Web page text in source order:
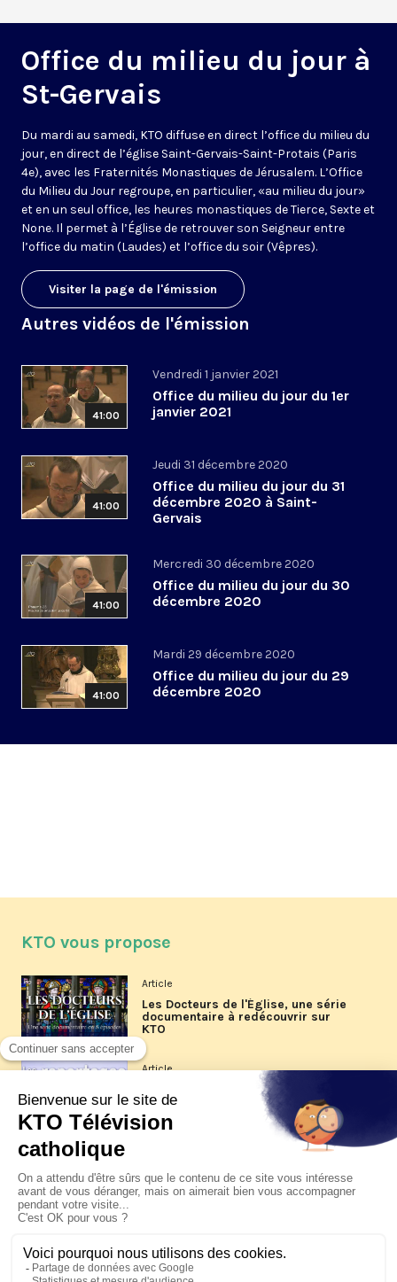
Office du milieu du jour à
St-Gervais
Du mardi au samedi, KTO diffuse en direct l’office du milieu du
jour, en direct de l’église Saint-Gervais-Saint-Protais (Paris
4e), avec les Fraternités Monastiques de Jérusalem. L’Office
du Milieu du Jour regroupe, en particulier, «au milieu du jour»
et en un seul office, les heures monastiques de Tierce, Sexte et
None. Il permet à l’Église de retrouver son Seigneur entre
l’office du matin (Laudes) et l’office du soir (Vêpres).
Visiter la page de l'émission
Autres vidéos de l'émission
41:00
Vendredi 1 janvier 2021
Office du milieu du jour du 1er
janvier 2021
41:00
Jeudi 31 décembre 2020
Office du milieu du jour du 31
décembre 2020 à Saint-
Gervais
41:00
Mercredi 30 décembre 2020
Office du milieu du jour du 30
décembre 2020
41:00
Mardi 29 décembre 2020
Office du milieu du jour du 29
décembre 2020
KTO vous propose
Article
Les Docteurs de l'Église, une série
documentaire à redécouvrir sur
KTO
Article
Les reportages d'été 2026 de KTO
La visite pastorale du pape Léon
XIV à Assise à suivre sur KTO le
jeudi 6 août
Le pape en Uruguay, Argentine et
Pérou du 6 au 17 novembre 2026